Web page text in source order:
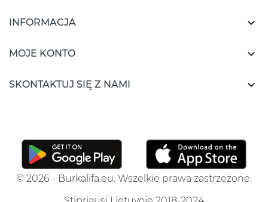
INFORMACJA 
MOJE KONTO 
SKONTAKTUJ SIĘ Z NAMI 
© 2026 - Burkalifa.eu. Wszelkie prawa zastrzeżone.